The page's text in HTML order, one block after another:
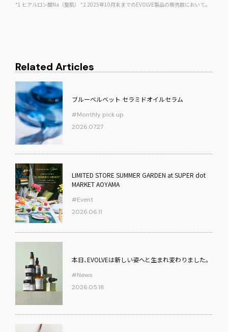
*1 ヒアルロン酸Na（整肌） *2 2025年10月末までのEVOLVE製品の販売数において。
Related Articles
ブルーベルベット セラミドオイルセラム
#Monthly pick up
2026.07.27
LIMITED STORE SUMMER GARDEN at SUPER dot
MARKET AOYAMA
#Event
2026.06.11
本日、EVOLVEは新しい姿へと生まれ変わりました。
#News
2026.05.18